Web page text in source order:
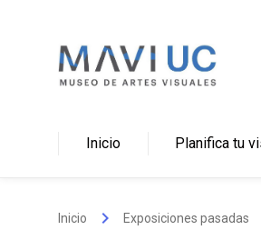
Inicio Planifica tu
Inicio keyboard_arrow_right Exposiciones pasadas